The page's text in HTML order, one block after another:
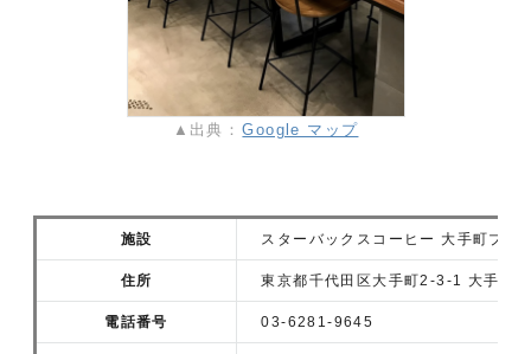
▲出典： Google マップ
施設 スターバックスコーヒー 大手町プレ
住所 東京都千代田区大手町2-3-1 大手町
電話番号 03-6281-9645